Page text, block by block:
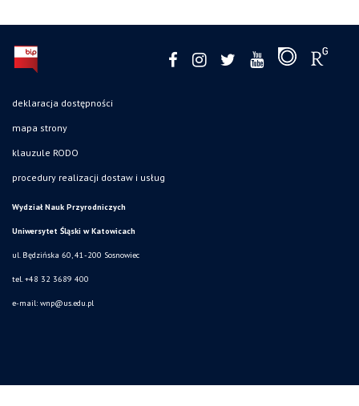
deklaracja dostępności
mapa strony
klauzule RODO
procedury realizacji dostaw i usług
Wydział Nauk Przyrodniczych
Uniwersytet Śląski w Katowicach
ul. Będzińska 60, 41-200 Sosnowiec
tel. +48 32 3689 400
e-mail: wnp@us.edu.pl